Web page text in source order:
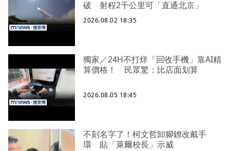
破 射程2千公里可「直通北京」
2026.08.02 18:35
獨家／24H不打烊「回收手機」靠AI精
算價格！ 民眾驚：比店面划算
2026.08.05 18:45
不刻名字了！柯文哲卸腳鐐改戴手
環 貼「萊爾校長」示威